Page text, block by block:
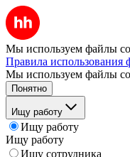
Мы используем файлы
Правила использования
Мы используем файлы
Понятно
Ищу работу
Ищу работу
Ищу работу
Ищу сотрудника